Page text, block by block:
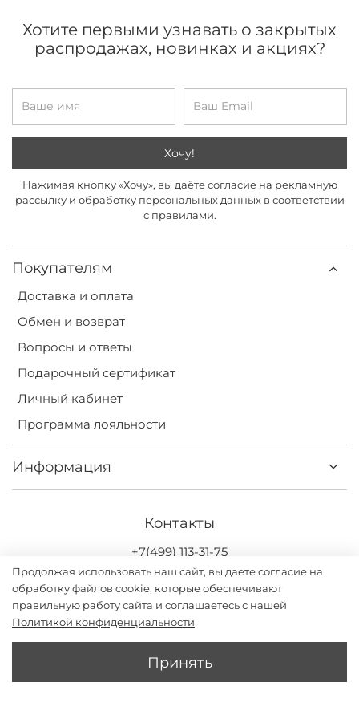
Покупателям
Доставка и оплата
Обмен и возврат
Вопросы и ответы
Подарочный сертификат
Личный кабинет
Программа лояльности
Информация
Хотите первыми узнавать о закрытых
распродажах, новинках и акциях?
Хочу!
Нажимая кнопку «Хочу», вы даёте согласие на рекламную
рассылку и обработку персональных данных в соответствии
с правилами.
Контакты
+7(499) 113-31-75
Darsi.studio - бренд женской одежды с дизайном и
производством в России. ИП Григорьев Илья Владимирович
2026
Продолжая использовать наш сайт, вы даете согласие на
обработку файлов cookie, которые обеспечивают
правильную работу сайта и соглашаетесь с нашей
Политикой конфиденциальности
Принять